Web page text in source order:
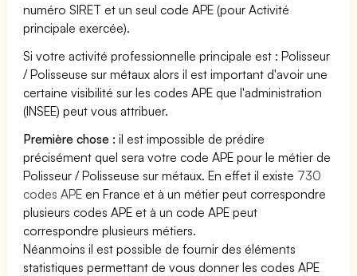
numéro SIRET et un seul code APE (pour Activité
principale exercée).
Si votre activité professionnelle principale est : Polisseur
/ Polisseuse sur métaux alors il est important d'avoir une
certaine visibilité sur les codes APE que l'administration
(INSEE) peut vous attribuer.
Première chose : il est impossible de prédire
précisément quel sera votre code APE pour le métier de
Polisseur / Polisseuse sur métaux. En effet il existe 730
codes APE en France et à un métier peut correspondre
plusieurs codes APE et à un code APE peut
correspondre plusieurs métiers.
Néanmoins il est possible de fournir des éléments
statistiques permettant de vous donner les codes APE